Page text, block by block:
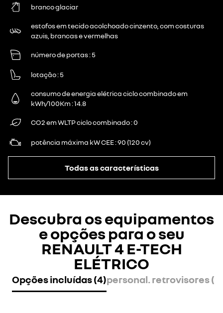
branco glaciar
estofos em tecido acolchoado cinzento, com costuras
azuis, brancas e vermelhas
número de portas 5
lotação 5
consumo de energia elétrica ciclo combinado em
kWh/100Km 14.8
CO2 em WLTP ciclo combinado 0
potência máxima kW CEE 90 (120 cv)
Todas as características
Descubra os equipamentos
e opções para o seu
RENAULT 4 E-TECH
ELÉTRICO
Opções incluídas (4)personal. retrovisores (2)